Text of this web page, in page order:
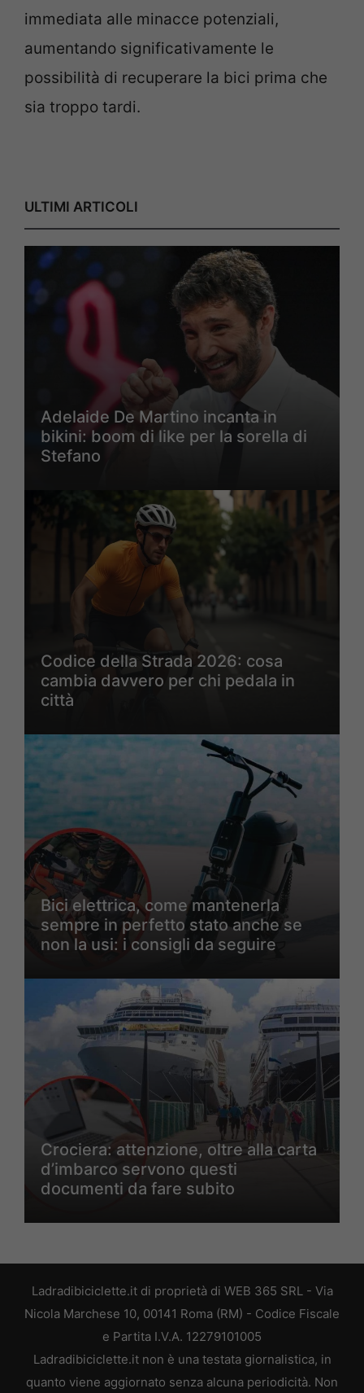
immediata alle minacce potenziali,
aumentando significativamente le
possibilità di recuperare la bici prima che
sia troppo tardi.
ULTIMI ARTICOLI
Adelaide De Martino incanta in
bikini: boom di like per la sorella di
Stefano
Codice della Strada 2026: cosa
cambia davvero per chi pedala in
città
Bici elettrica, come mantenerla
sempre in perfetto stato anche se
non la usi: i consigli da seguire
Crociera: attenzione, oltre alla carta
d’imbarco servono questi
documenti da fare subito
Ladradibiciclette.it di proprietà di WEB 365 SRL - Via
Nicola Marchese 10, 00141 Roma (RM) - Codice Fiscale
e Partita I.V.A. 12279101005
Ladradibiciclette.it non è una testata giornalistica, in
quanto viene aggiornato senza alcuna periodicità. Non